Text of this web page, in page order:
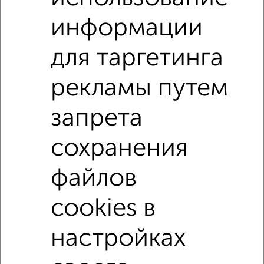
С бытовой техникой С телевизором
Можно с ребенком Можно с животными
площадью от 120 м² Дача с участком 10 соток
В пригороде на расстоянии до 10 км от города
Большой дом С газом С баней
↑ НАВЕРХ К МЕНЮ
информации
для таргетинга
рекламы путем
запрета
сохранения
файлов
cookies в
настройках